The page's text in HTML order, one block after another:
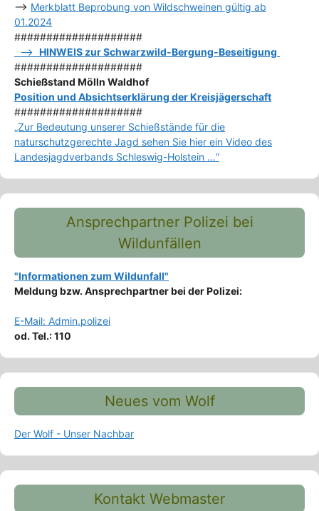
–> Merkblatt Beprobung von Wildschweinen gültig ab
01.2024
####################
–> HINWEIS zur Schwarzwild-Bergung-Beseitigung
####################
Schießstand Mölln Waldhof
Position und Absichtserklärung der Kreisjägerschaft
####################
„Zur Bedeutung unserer Schießstände für die
naturschutzgerechte Jagd sehen Sie hier ein Video des
Landesjagdverbands Schleswig-Holstein …“
Ansprechpartner Polizei bei
Wildunfällen
"Informationen zum Wildunfall"
Meldung bzw. Ansprechpartner bei der Polizei:
E-Mail: Admin.polizei
od. Tel.: 110
Neues vom Wolf
Der Wolf - Unser Nachbar
Kontakt Webmaster